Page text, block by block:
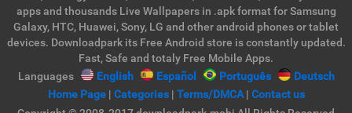
apps and thousands Live Wallpapers in .apk format for Samsung
Galaxy, HTC, Huawei, Sony, LG and other android phones or tablet
devices. Downloadpark its Free Android store is constantly updated.
Fast, Safe and totaly Free Mobile Apps.
Languages
English Español Português
Deutsch
Home Page| Categories| Terms/DMCA| Contact us